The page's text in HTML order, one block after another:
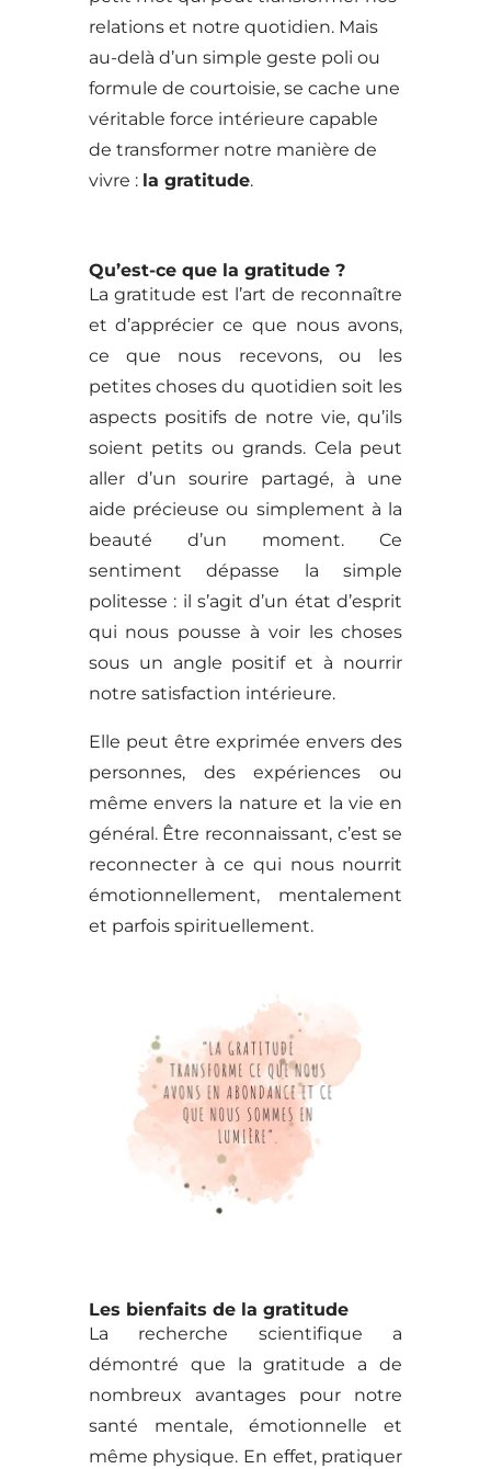
relations et notre quotidien. Mais
au-delà d’un simple geste poli ou
formule de courtoisie, se cache une
véritable force intérieure capable
de transformer notre manière de
vivre : la gratitude.
Qu’est-ce que la gratitude ?
La gratitude est l’art de reconnaître
et d’apprécier ce que nous avons,
ce que nous recevons, ou les
petites choses du quotidien soit les
aspects positifs de notre vie, qu’ils
soient petits ou grands. Cela peut
aller d’un sourire partagé, à une
aide précieuse ou simplement à la
beauté d’un moment. Ce
sentiment dépasse la simple
politesse : il s’agit d’un état d’esprit
qui nous pousse à voir les choses
sous un angle positif et à nourrir
notre satisfaction intérieure.
Elle peut être exprimée envers des
personnes, des expériences ou
même envers la nature et la vie en
général. Être reconnaissant, c’est se
reconnecter à ce qui nous nourrit
émotionnellement, mentalement
et parfois spirituellement.
Les bienfaits de la gratitude
La recherche scientifique a
démontré que la gratitude a de
nombreux avantages pour notre
santé mentale, émotionnelle et
même physique. En effet, pratiquer